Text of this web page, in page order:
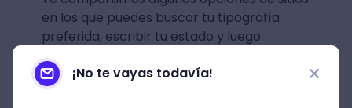
en los que puedes buscar tu tipografía
preferida, escribir tu estado y luego
pegarlo:
¡No te vayas todavía!